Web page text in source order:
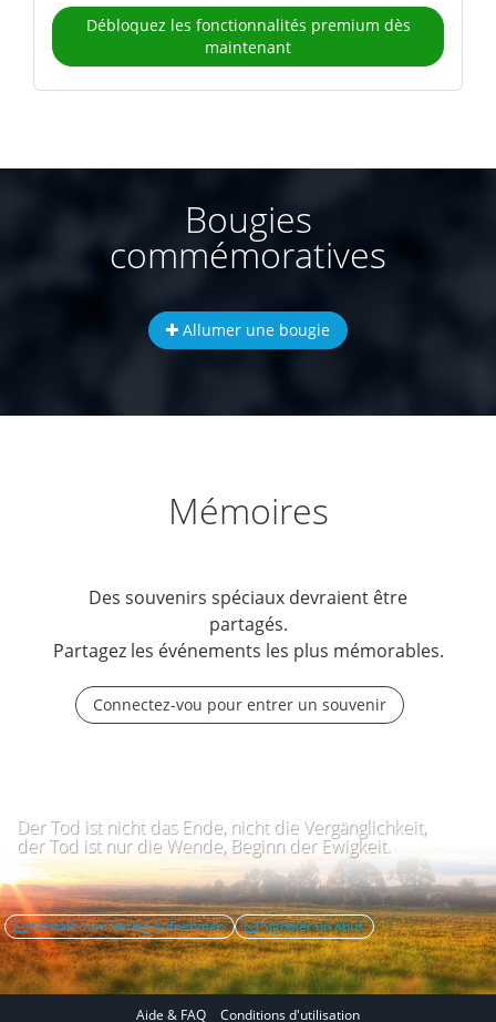
Débloquez les fonctionnalités premium dès
maintenant
Bougies
commémoratives
Allumer une bougie
Mémoires
Des souvenirs spéciaux devraient être
partagés.
Partagez les événements les plus mémorables.
Connectez-vou pour entrer un souvenir
Der Tod ist nicht das Ende, nicht die Vergänglichkeit,
der Tod ist nur die Wende, Beginn der Ewigkeit.
Kontakt zum Verlag aufnehmen Signaler un abus
Aide & FAQ Conditions d'utilisation